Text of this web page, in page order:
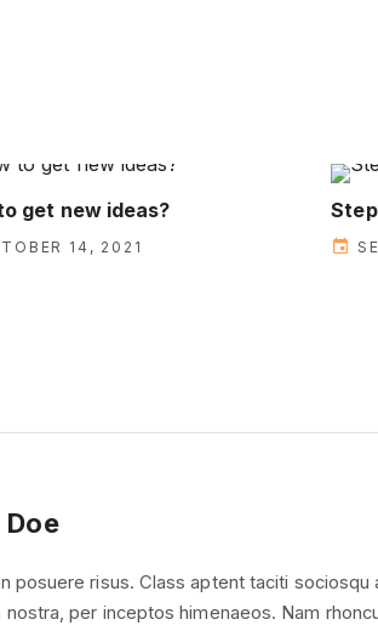
get new ideas?
14, 2021
Doe
posuere risus. Class aptent taciti
nostra, per inceptos himenaeos. Nam